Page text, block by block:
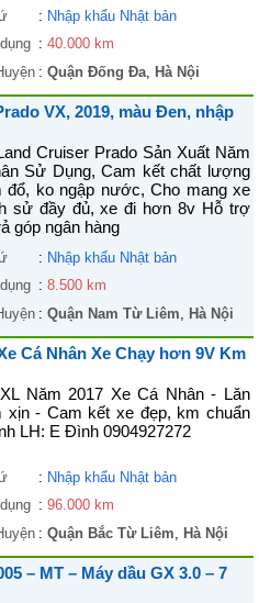
: Nhập khẩu Nhật bản
: 40.000 km
: Quận Đống Đa, Hà Nội
VX, 2019, màu Đen, nhập
Cruiser Prado Sản Xuất Năm
Sử Dụng, Cam kết chất lượng
đổ, ko ngập nước, Cho mang xe
sử đầy đủ, xe đi hơn 8v Hỗ trợ
góp ngân hàng
: Nhập khẩu Nhật bản
: 8.500 km
: Quận Nam Từ Liêm, Hà Nội
Cá Nhân Xe Chạy hơn 9V Km
Năm 2017 Xe Cá Nhân - Lăn
xịn - Cam kết xe đẹp, km chuẩn
LH: E Đình 0904927272
: Nhập khẩu Nhật bản
: 96.000 km
: Quận Bắc Từ Liêm, Hà Nội
– MT – Máy dầu GX 3.0 – 7